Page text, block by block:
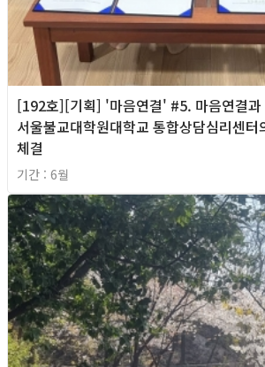
[192호][기획] '마음연결' #5. 마음연결과
서울불교대학원대학교 통합상담심리센터
체결
기간 : 6월